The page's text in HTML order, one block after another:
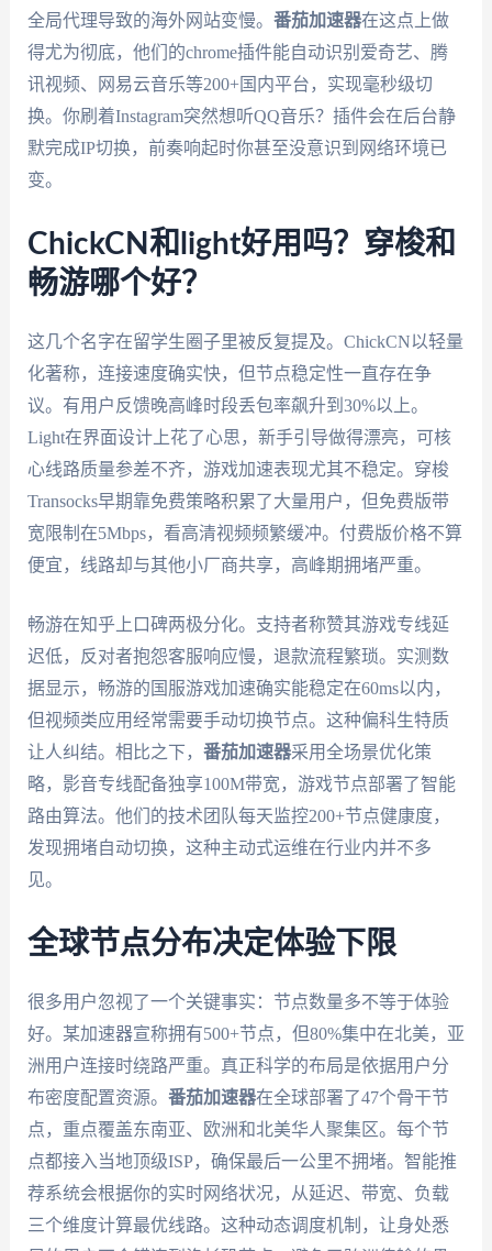
全局代理导致的海外网站变慢。 番茄加速器在这点上做
得尤为彻底，他们的chrome插件能自动识别爱奇艺、腾
讯视频、网易云音乐等200+国内平台，实现毫秒级切
换。你刷着Instagram突然想听QQ音乐？插件会在后台静
默完成IP切换，前奏响起时你甚至没意识到网络环境已
变。
ChickCN和light好用吗？穿梭和
畅游哪个好？
这几个名字在留学生圈子里被反复提及。ChickCN以轻量
化著称，连接速度确实快，但节点稳定性一直存在争
议。有用户反馈晚高峰时段丢包率飙升到30%以上。
Light在界面设计上花了心思，新手引导做得漂亮，可核
心线路质量参差不齐，游戏加速表现尤其不稳定。穿梭
Transocks早期靠免费策略积累了大量用户，但免费版带
宽限制在5Mbps，看高清视频频繁缓冲。付费版价格不算
便宜，线路却与其他小厂商共享，高峰期拥堵严重。
畅游在知乎上口碑两极分化。支持者称赞其游戏专线延
迟低，反对者抱怨客服响应慢，退款流程繁琐。实测数
据显示，畅游的国服游戏加速确实能稳定在60ms以内，
但视频类应用经常需要手动切换节点。这种偏科生特质
让人纠结。相比之下， 番茄加速器采用全场景优化策
略，影音专线配备独享100M带宽，游戏节点部署了智能
路由算法。他们的技术团队每天监控200+节点健康度，
发现拥堵自动切换，这种主动式运维在行业内并不多
见。
全球节点分布决定体验下限
很多用户忽视了一个关键事实：节点数量多不等于体验
好。某加速器宣称拥有500+节点，但80%集中在北美，亚
洲用户连接时绕路严重。真正科学的布局是依据用户分
布密度配置资源。 番茄加速器在全球部署了47个骨干节
点，重点覆盖东南亚、欧洲和北美华人聚集区。每个节
点都接入当地顶级ISP，确保最后一公里不拥堵。智能推
荐系统会根据你的实时网络状况，从延迟、带宽、负载
三个维度计算最优线路。这种动态调度机制，让身处悉